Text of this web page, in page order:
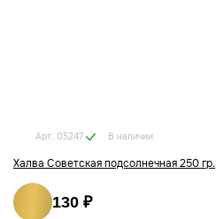
Арт. 05247 В наличии
Халва Советская подсолнечная 250 гр.
130 ₽